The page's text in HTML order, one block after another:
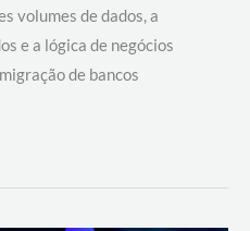
volumes de dados, a
e a lógica de negócios
de bancos